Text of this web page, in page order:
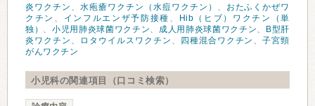
炎ワクチン 、 水疱瘡ワクチン（水痘ワクチン） 、
おたふくかぜワ
クチン 、 インフルエンザ予防接種 、
Hib（ヒブ）ワクチン（単
独） 、小児用肺炎球菌ワクチン、 成人用肺炎球菌ワクチン、
B型肝
炎ワクチン 、 ロタウイルスワクチン 、 四種混合ワクチン 、子宮頸
がんワクチン
小児科の関連項目（口コミ検索）